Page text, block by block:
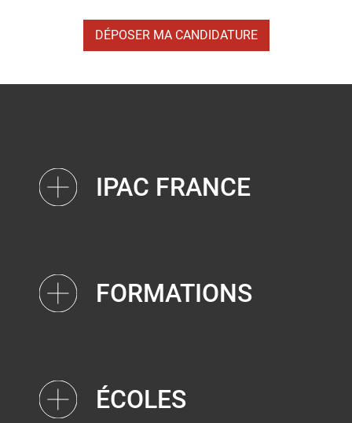
DÉPOSER MA CANDIDATURE
IPAC FRANCE
FORMATIONS
ÉCOLES